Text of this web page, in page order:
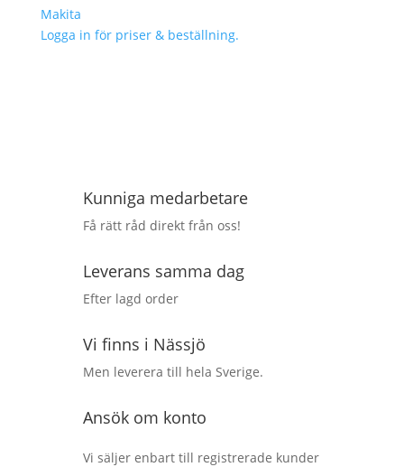
Makita
Logga in för priser & beställning.
Kunniga medarbetare
Få rätt råd direkt från oss!
Leverans samma dag
Efter lagd order
Vi finns i Nässjö
Men leverera till hela Sverige.
Ansök om konto
Vi säljer enbart till registrerade kunder